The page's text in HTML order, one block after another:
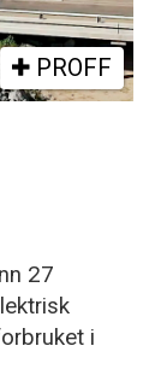
PROFF
27
i